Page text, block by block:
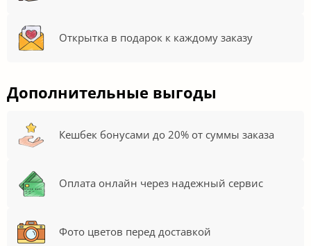
Открытка в подарок к каждому заказу
Дополнительные выгоды
Кешбек бонусами до 20% от суммы заказа
Оплата онлайн через надежный сервис
Фото цветов перед доставкой